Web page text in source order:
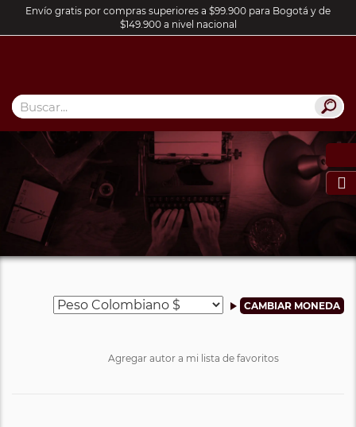
Envío gratis por compras superiores a $99.900 para Bogotá y de
$149.900 a nivel nacional

Agregar autor a mi lista de favoritos